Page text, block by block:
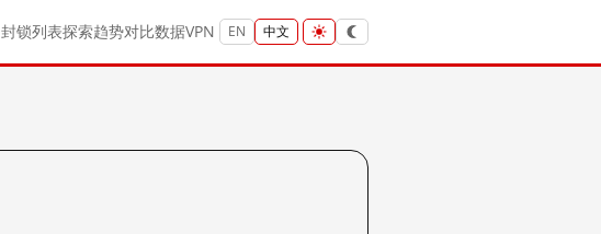
封锁列表探索趋势对比数据VPN EN 中文